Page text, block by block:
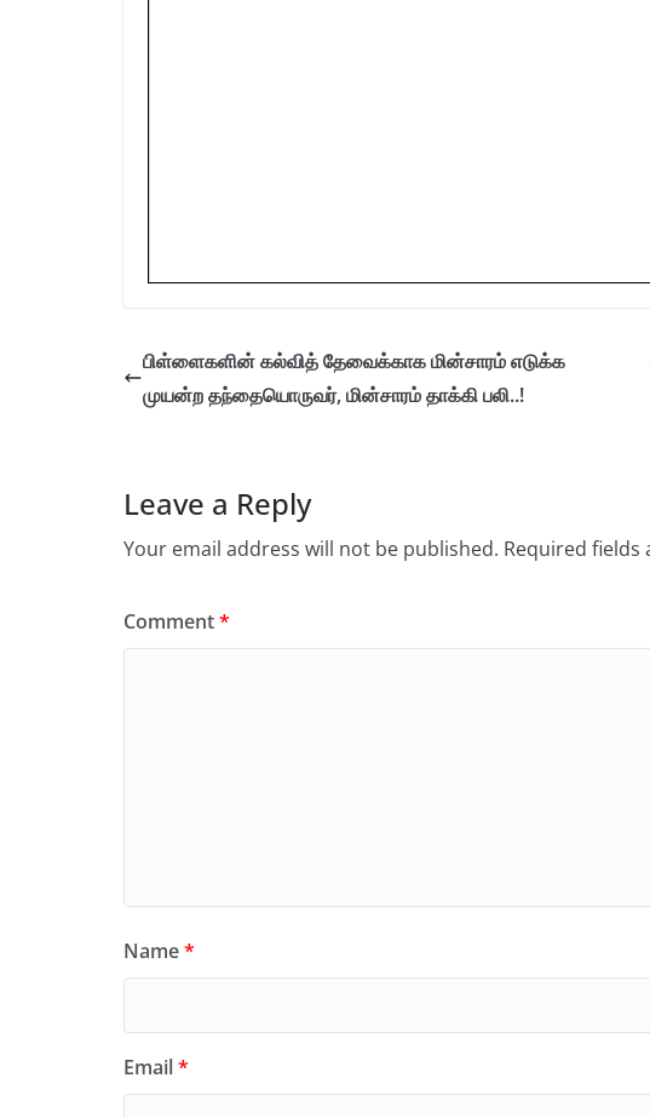
பிள்ளைகளின் கல்வித் தேவைக்காக மின்சாரம் எடுக்க
முயன்ற தந்தையொருவர், மின்சாரம் தாக்கி பலி..!
Leave a Reply
Your email address will not be published. Required fields
Comment*
Name*
Email*